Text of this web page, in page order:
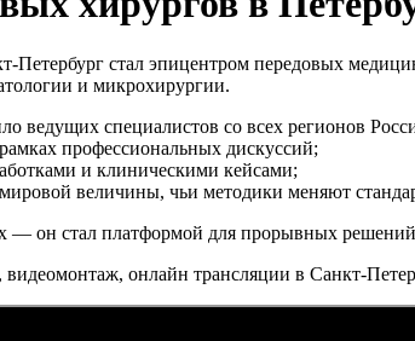
Петербург стал эпицентром передовых
и микрохирургии.
ведущих специалистов со всех регионов
профессиональных дискуссий;
и клиническими кейсами;
величины, чьи методики меняют
— он стал платформой для прорывных
онлайн трансляции в Санкт-